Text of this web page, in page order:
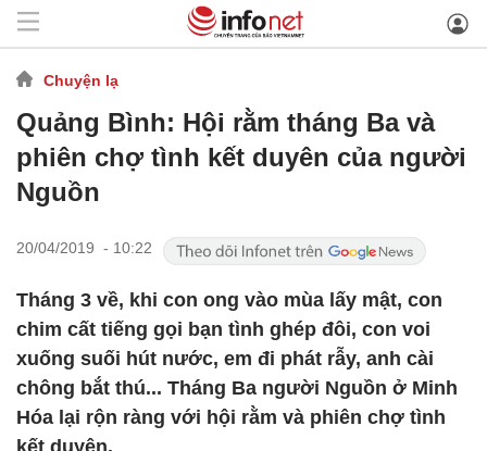
Chuyện lạ
Quảng Bình: Hội rằm tháng Ba và
phiên chợ tình kết duyên của người
Nguồn
20/04/2019 - 10:22
Tháng 3 về, khi con ong vào mùa lấy mật, con
chim cất tiếng gọi bạn tình ghép đôi, con voi
xuống suối hút nước, em đi phát rẫy, anh cài
chông bắt thú... Tháng Ba người Nguồn ở Minh
Hóa lại rộn ràng với hội rằm và phiên chợ tình
kết duyên.